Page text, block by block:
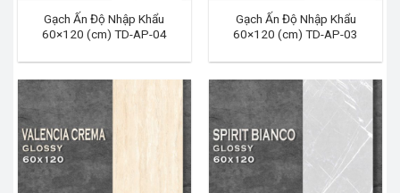
Gạch Ấn Độ Nhập Khẩu
60×120 (cm) TD-AP-04
Gạch Ấn Độ Nhập Khẩu
60×120 (cm) TD-AP-03